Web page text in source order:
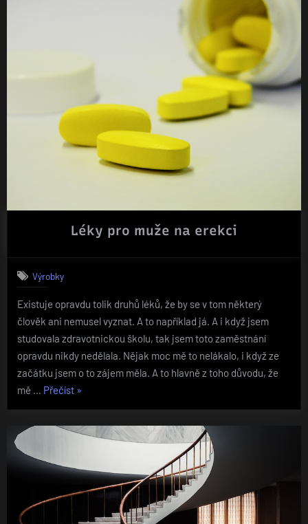
Léky pro muže na erekci
Výrobky
Existuje opravdu tolik druhů léků, že by se v tom některý
člověk ani nemusel vyznat. A to například já. A i když jsem
studovala zdravotnickou školu, tak jsem toto zaměstnání
opravdu nikdy nedělala. Nějak moc mě to nelákalo, i když ze
začátku jsem o to zájem měla. A to hlavně z toho důvodu, že
mě … Přečíst„Léky
muže
»